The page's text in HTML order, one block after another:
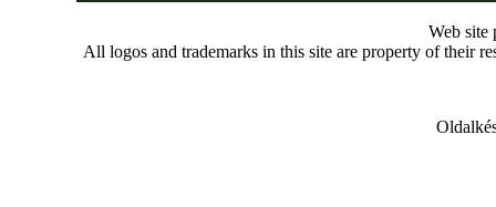
Web site
All logos and trademarks in this site are property of their